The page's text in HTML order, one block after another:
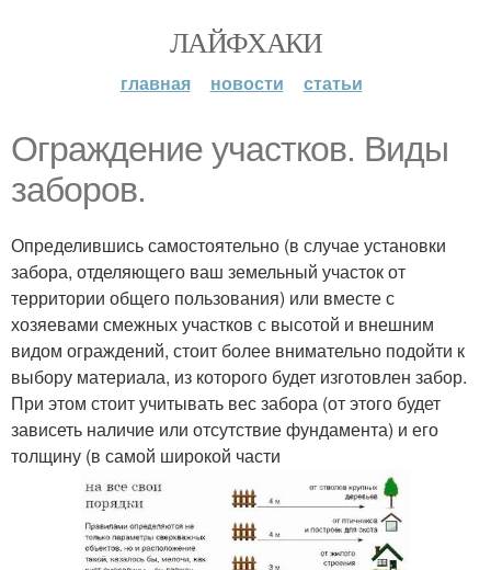
ЛАЙФХАКИ
главная новости статьи
Ограждение участков. Виды
заборов.
Определившись самостоятельно (в случае установки
забора, отделяющего ваш земельный участок от
территории общего пользования) или вместе с
хозяевами смежных участков с высотой и внешним
видом ограждений, стоит более внимательно подойти к
выбору материала, из которого будет изготовлен забор.
При этом стоит учитывать вес забора (от этого будет
зависеть наличие или отсутствие фундамента) и его
толщину (в самой широкой части